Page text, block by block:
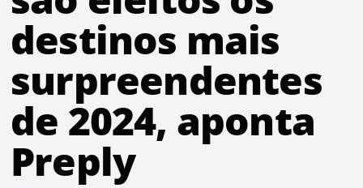
destinos mais
surpreendentes
de 2024, aponta
Preply